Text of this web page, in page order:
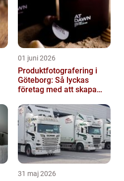
01 juni 2026
Produktfotografering i
Göteborg: Så lyckas
företag med att skapa
31 maj 2026